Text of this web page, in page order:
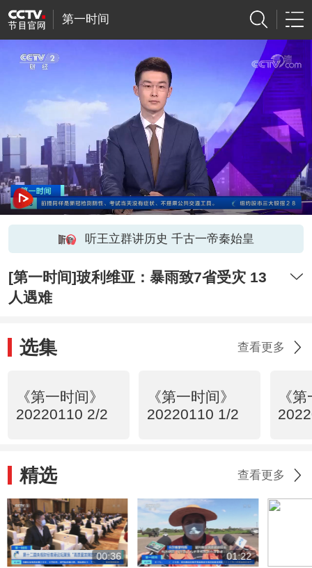
第一时间
听王立群讲历史 千古一帝秦始皇
[第一时间]玻利维亚：暴雨致7省受灾 13
人遇难
选集 查看更多
《第一时间》
20220110 2/2
《第一时间》
20220110 1/2
《
精选 查看更多
00:36 01:22